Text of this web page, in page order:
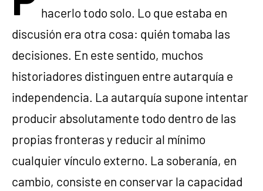
hacerlo todo solo. Lo que estaba en
discusión era otra cosa: quién tomaba las
decisiones. En este sentido, muchos
historiadores distinguen entre autarquía e
independencia. La autarquía supone intentar
producir absolutamente todo dentro de las
propias fronteras y reducir al mínimo
cualquier vínculo externo. La soberanía, en
cambio, consiste en conservar la capacidad